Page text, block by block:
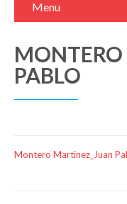
Menu
PABLO
Montero Martinez_Juan